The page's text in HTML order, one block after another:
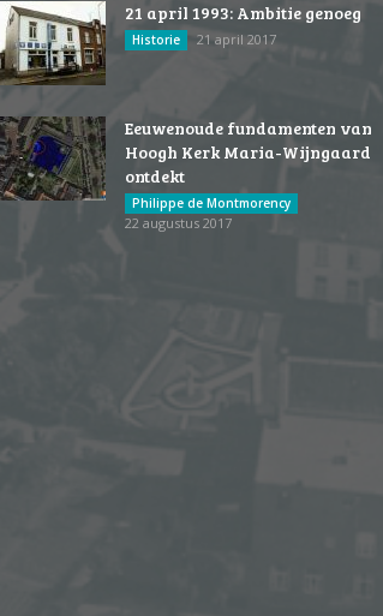
21 april 1993: Ambitie genoeg
Historie 21 april 2017
Eeuwenoude fundamenten van
Hoogh Kerk Maria-Wijngaard
ontdekt
Philippe de Montmorency
22 augustus 2017